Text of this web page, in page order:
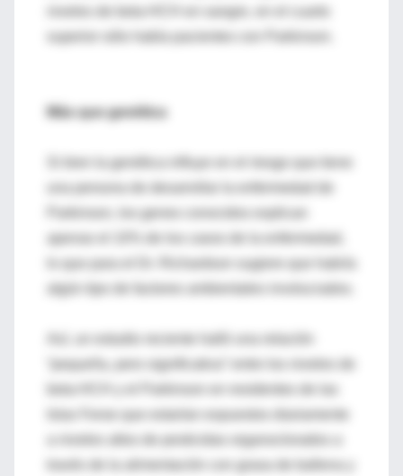
niveles de beta-HCH en sangre, en el cuarto
superior sólo había pacientes con Parkinson.
Más que genética
Si bien la genética influye en el riesgo que tiene
Parkinson, los genes conocidos explican
apenas el 10% de los casos de la enfermedad,
lo que para el Dr. Richardson sugiere que habría
algún tipo de factores ambientales involucrados.
“pequeña, pero significativa” entre los niveles de
a niveles altos de pesticidas organoclorados a